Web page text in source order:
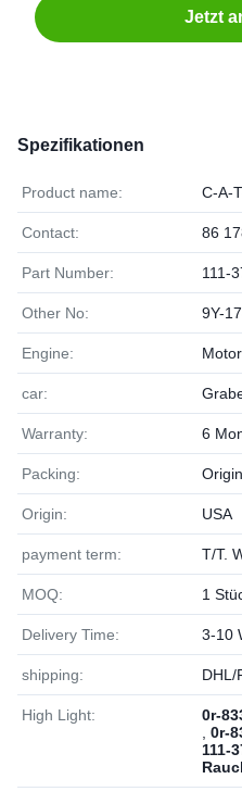
Jetzt
Spezifikationen
Product name: C-A-
Contact: 86
Part Number: 111-
Other No: 9Y-
Engine:
car:
Warranty: 6
Packing:
Origin: USA
payment term: T/T.
MOQ: 1
Delivery Time: 3-10
shipping: DHL/
High Light:
0r-
0r-
111-